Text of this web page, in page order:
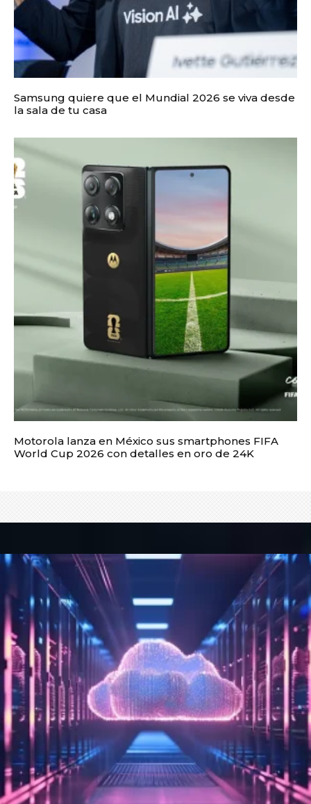
Samsung quiere que el Mundial 2026 se viva desde
la sala de tu casa
Motorola lanza en México sus smartphones FIFA
World Cup 2026 con detalles en oro de 24K